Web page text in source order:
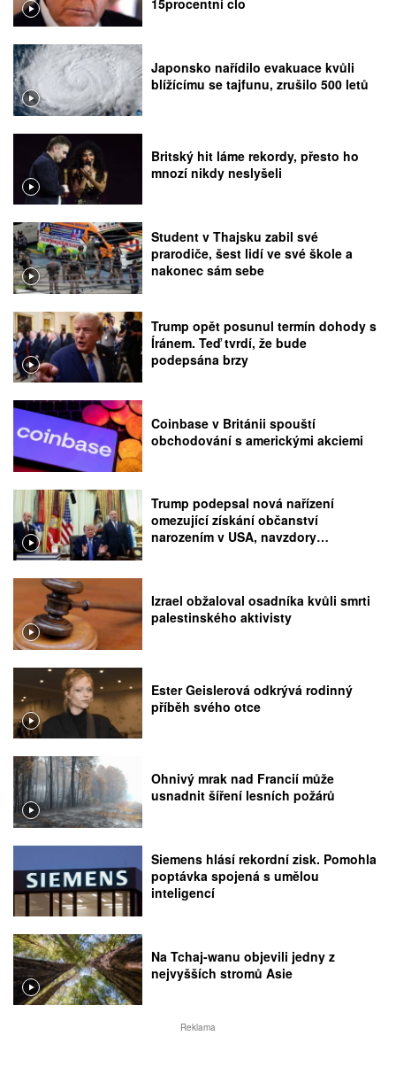
Japonsko nařídilo evakuace kvůli
blížícímu se tajfunu, zrušilo 500 letů
Britský hit láme rekordy, přesto ho
mnozí nikdy neslyšeli
Student v Thajsku zabil své
prarodiče, šest lidí ve své škole a
nakonec sám sebe
Trump opět posunul termín dohody s
Íránem. Teď tvrdí, že bude
podepsána brzy
Coinbase v Británii spouští
obchodování s americkými akciemi
Trump podepsal nová nařízení
omezující získání občanství
narozením v USA, navzdory
Izrael obžaloval osadníka kvůli smrti
palestinského aktivisty
Ester Geislerová odkrývá rodinný
příběh svého otce
Ohnivý mrak nad Francií může
usnadnit šíření lesních požárů
Siemens hlásí rekordní zisk. Pomohla
poptávka spojená s umělou
inteligencí
Na Tchaj-wanu objevili jedny z
nejvyšších stromů Asie
Reklama